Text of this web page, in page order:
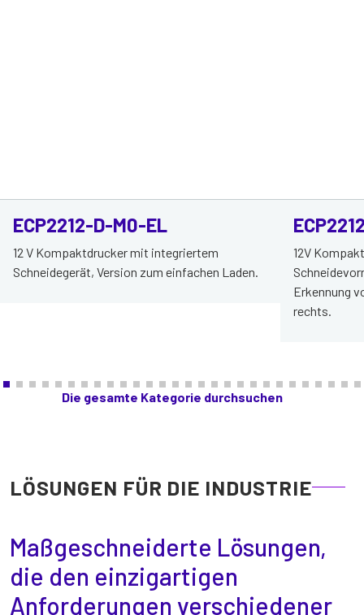
ECP2212-D-M0-EL
12 V Kompaktdrucker mit integriertem
Schneidegerät, Version zum einfachen Laden.
12V
Erkennung
rechts.
Die gesamte Kategorie durchsuchen
LÖSUNGEN FÜR DIE INDUSTRIE
Maßgeschneiderte Lösungen,
die den einzigartigen
Anforderungen verschiedener